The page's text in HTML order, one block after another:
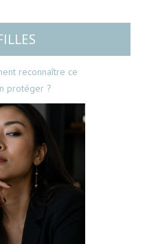
reconnaître ce
protéger ?